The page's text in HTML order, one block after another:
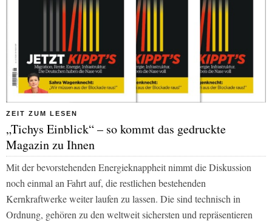
ZEIT ZUM LESEN
„Tichys Einblick“ – so kommt das gedruckte
Magazin zu Ihnen
Mit der bevorstehenden Energieknappheit nimmt die Diskussion
noch einmal an Fahrt auf, die restlichen bestehenden
Kernkraftwerke weiter laufen zu lassen. Die sind technisch in
Ordnung, gehören zu den weltweit sichersten und repräsentieren